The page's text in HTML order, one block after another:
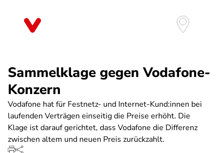
Sammelklage gegen Vodafone-
Konzern
Vodafone hat für Festnetz- und Internet-Kund:innen bei
laufenden Verträgen einseitig die Preise erhöht. Die
Klage ist darauf gerichtet, dass Vodafone die Differenz
zwischen altem und neuen Preis zurückzahlt.